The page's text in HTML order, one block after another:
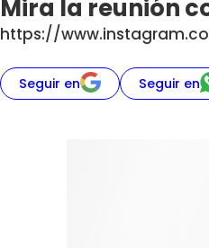
Mira la reunión
https://
Seguir en Seguir en